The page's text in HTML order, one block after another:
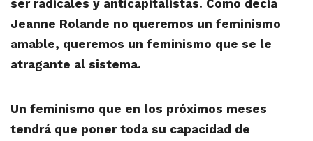
ser radicales y anticapitalistas. Como decía
Jeanne Rolande no queremos un feminismo
amable, queremos un feminismo que se le
atragante al sistema.
Un feminismo que en los próximos meses
tendrá que poner toda su capacidad de